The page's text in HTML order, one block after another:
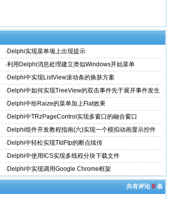
· Delphi实现菜单项上出现提示
·利用Delphi消息处理建立类似Windows开始菜单
· Delphi中实现ListView滚动条的换肤方案
· Delphi中如何实现TreeView的双击事件先于展开事件发生
· Delphi中给Raize的菜单加上Flat效果
· Delphi中TRzPageControl实现多窗口的融合窗口
· Delphi组件开发教程指南(六)实现一个模拟动画显示控件
· Delphi中轻松实现TIdFtp的断点续传
· Delphi中使用ICS实现多线程分块下载文件
· Delphi中实现调用Google Chrome框架
共有评论 0 条